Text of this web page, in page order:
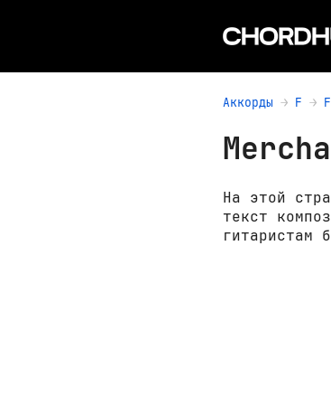
Аккорды F
На этой
текст
гитаристам